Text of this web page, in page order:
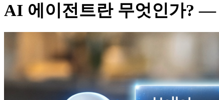
AI 에이전트란 무엇인가? —